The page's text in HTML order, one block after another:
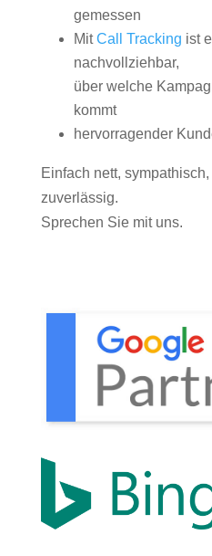
gemessen
MitCall Tracking ist
nachvollziehbar,
über welche
kommt
hervorragender
Einfach nett,
zuverlässig.
Sprechen Sie mit uns.